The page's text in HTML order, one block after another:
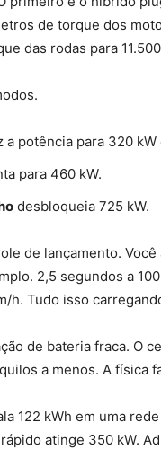
de torque dos
das rodas para
a potência para 320
para 460 kW.
desbloqueia 725 kW.
de lançamento.
2,5 segundos a
h. Tudo isso
de bateria fraca. O
a menos. A física
122 kWh em uma
atinge 350 kW.